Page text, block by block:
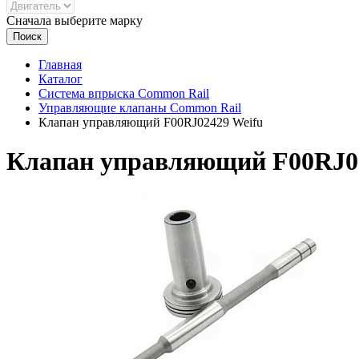
Сначала выберите марку
Поиск
Главная
Каталог
Система впрыска Common Rail
Управляющие клапаны Common Rail
Клапан управляющий F00RJ02429 Weifu
Клапан управляющий